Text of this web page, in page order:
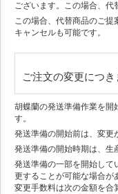
ございます。この場合、代
この場合、代替商品のご
キャンセルも可能です。
ご注文の変更につき
胡蝶蘭の発送準備作業を開
す。
発送準備の開始前は、変更
発送準備の開始時期は、生
発送準備の一部を開始して
更することが可能な場合が
変更手数料は次の金額を合